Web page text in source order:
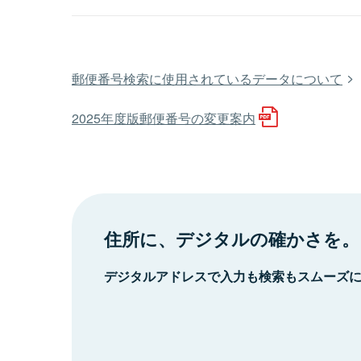
郵便番号検索に使用されているデータについて
2025年度版郵便番号の変更案内
住所に、デジタルの確かさを。
デジタルアドレスで入力も検索もスムーズ